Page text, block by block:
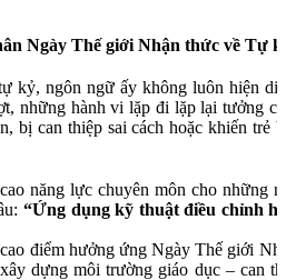
Ngày Thế giới Nhận thức về Tự
kỷ, ngôn ngữ ấy không luôn hiện
những hành vi lặp đi lặp lại tưởng
bị can thiệp sai cách hoặc khiến trẻ
năng lực chuyên môn cho những
“Ứng dụng kỹ thuật điều chỉnh
điểm hưởng ứng Ngày Thế giới
dựng môi trường giáo dục – can